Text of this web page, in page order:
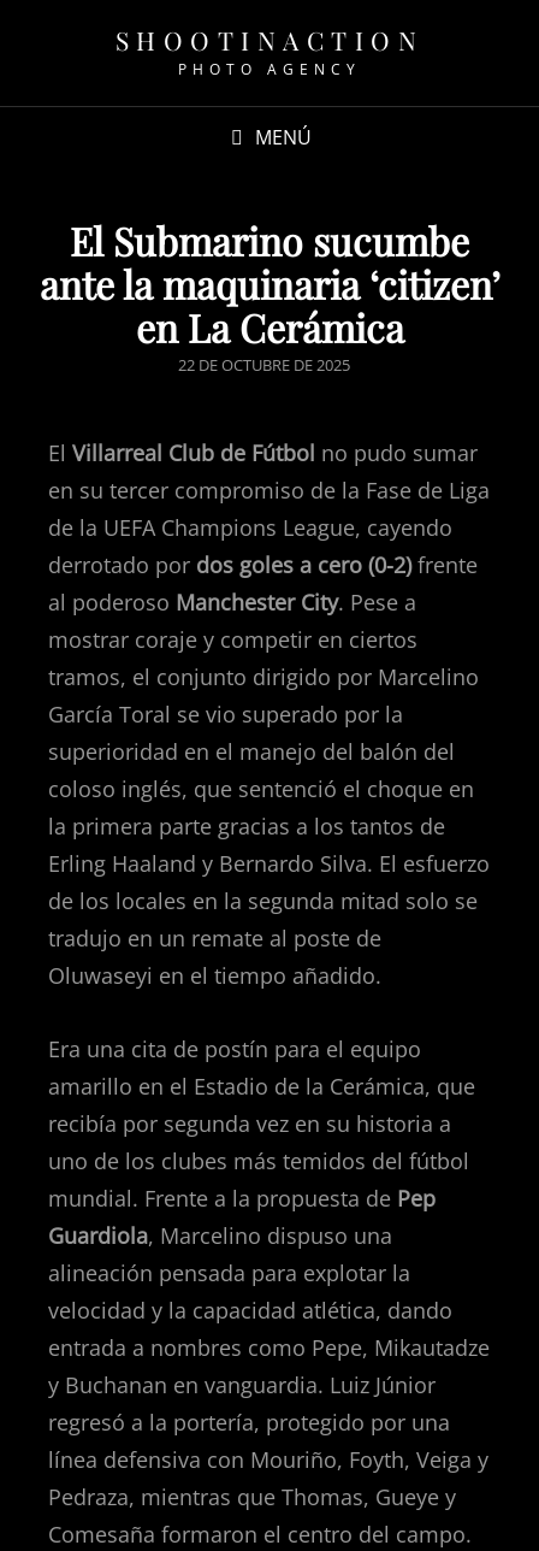
SHOOTINACTION
PHOTO AGENCY
MENÚ
El Submarino sucumbe
ante la maquinaria ‘citizen’
en La Cerámica
22 DE OCTUBRE DE 2025
El Villarreal Club de Fútbol no pudo sumar
en su tercer compromiso de la Fase de Liga
de la UEFA Champions League, cayendo
derrotado por dos goles a cero (0-2)frente
al poderoso Manchester City. Pese a
mostrar coraje y competir en ciertos
tramos, el conjunto dirigido por Marcelino
García Toral se vio superado por la
superioridad en el manejo del balón del
coloso inglés, que sentenció el choque en
la primera parte gracias a los tantos de
Erling Haaland y Bernardo Silva. El esfuerzo
de los locales en la segunda mitad solo se
tradujo en un remate al poste de
Oluwaseyi en el tiempo añadido.
Era una cita de postín para el equipo
amarillo en el Estadio de la Cerámica, que
recibía por segunda vez en su historia a
uno de los clubes más temidos del fútbol
mundial. Frente a la propuesta de Pep
Guardiola, Marcelino dispuso una
alineación pensada para explotar la
velocidad y la capacidad atlética, dando
entrada a nombres como Pepe, Mikautadze
y Buchanan en vanguardia. Luiz Júnior
regresó a la portería, protegido por una
línea defensiva con Mouriño, Foyth, Veiga y
Pedraza, mientras que Thomas, Gueye y
Comesaña formaron el centro del campo.